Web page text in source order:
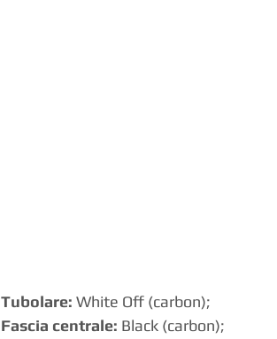
Tubolare: White Off (carbon);
Fascia centrale: Black (carbon);